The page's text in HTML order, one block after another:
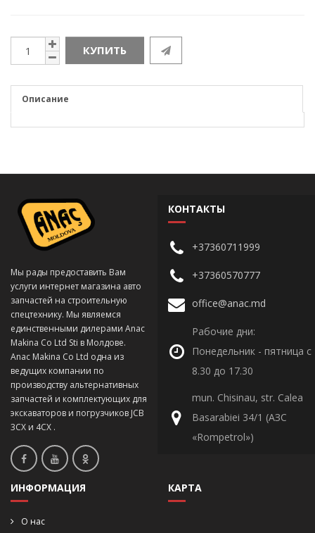
КУПИТЬ
Описание
Мы рады предоставить Вам
услуги интернет магазина авто
запчастей на строительную
спецтехнику. Мы являемся
единственными дилерами Anac
Makina Co Ltd Sti в Молдове.
Anac Makina Co Ltd одна из
ведущих компании по
производству альтернативных
запчастей и комплектующих для
экскаваторов и погрузчиков JCB
3CX и 4CX .
КОНТАКТЫ
+37360711999
+37360570777
office@anac.md
Рабочие дни:
Понедельник - пятница с
8.30 до 17.30
mun. Chisinau, str. Calea
Basarabiei 34/1 (АЗС
«Rompetrol»)
ИНФОРМАЦИЯ
О нас
КАРТА